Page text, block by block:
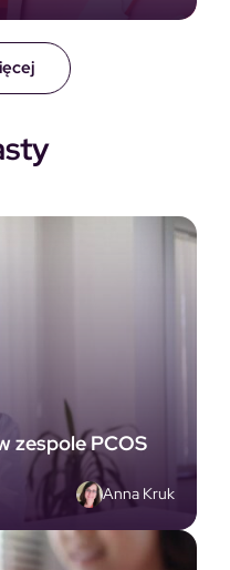
zespole PCOS
Anna Kruk